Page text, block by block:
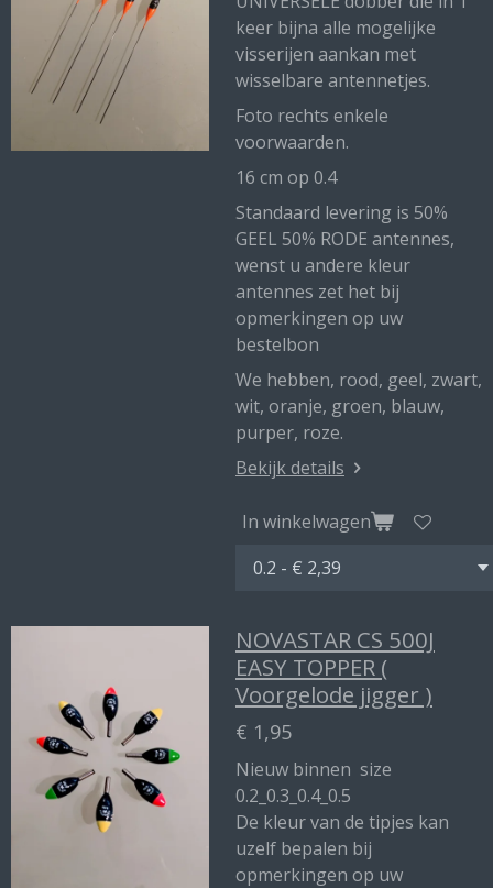
keer bijna alle mogelijke
visserijen aankan met
wisselbare antennetjes.
Foto rechts enkele
voorwaarden.
16 cm op 0.4
Standaard levering is 50%
GEEL 50% RODE antennes,
wenst u andere kleur
antennes zet het bij
opmerkingen op uw
bestelbon
We hebben, rood, geel, zwart,
wit, oranje, groen, blauw,
purper, roze.
Bekijk details
In winkelwagen
NOVASTAR CS 500J
EASY TOPPER (
Voorgelode jigger )
€ 1,95
Nieuw binnen size
0.2_0.3_0.4_0.5
De kleur van de tipjes kan
uzelf bepalen bij
opmerkingen op uw